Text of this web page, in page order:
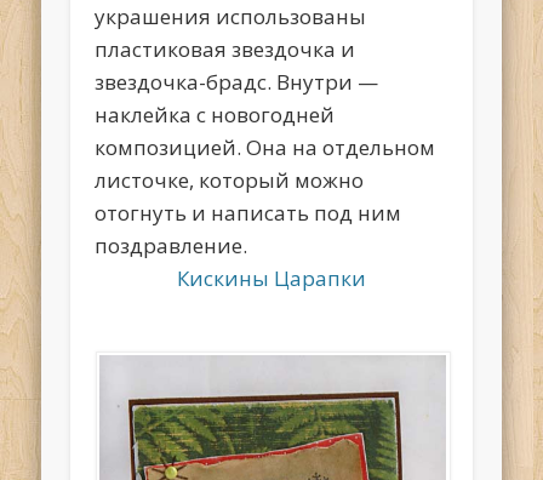
украшения использованы
пластиковая звездочка и
звездочка-брадс. Внутри —
наклейка с новогодней
композицией. Она на отдельном
листочке, который можно
отогнуть и написать под ним
поздравление.
Кискины Царапки